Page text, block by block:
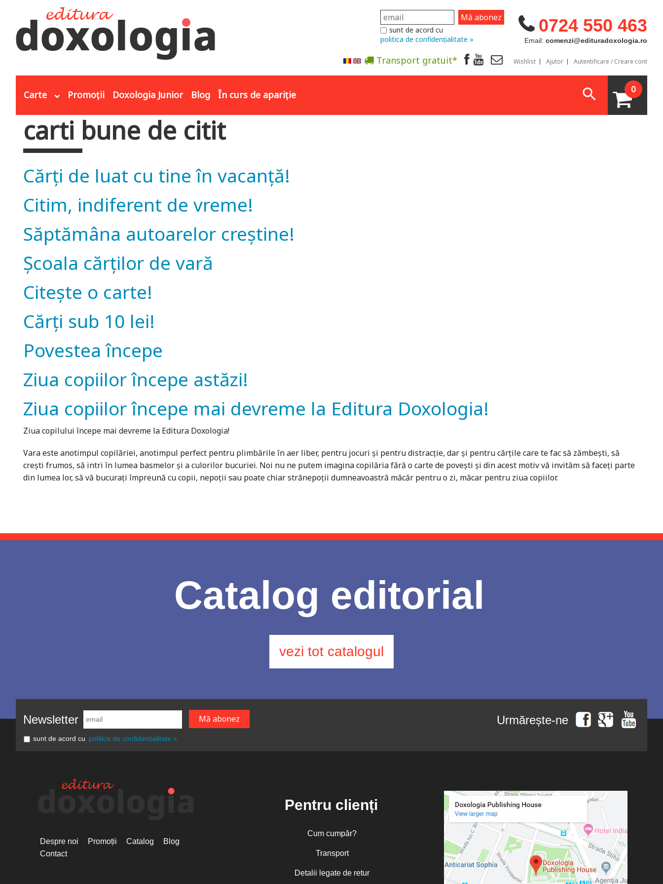
0724 550 463
Email: comenzi@edituradoxologia.ro
sunt de acord cu
politica de confidențialitate »
Transport gratuit* Wishlist Ajutor Autentificare / Creare cont
Carte Promoții Doxologia Junior Blog În curs de apariție 0
Eşti aici
carti bune de citit
Cărți de luat cu tine în vacanță!
Citim, indiferent de vreme!
Săptămâna autoarelor creștine!
Școala cărților de vară
Citește o carte!
Cărți sub 10 lei!
Povestea începe
Ziua copiilor începe astăzi!
Ziua copiilor începe mai devreme la Editura Doxologia!
Ziua copilului începe mai devreme la Editura Doxologia!
Vara este anotimpul copilăriei, anotimpul perfect pentru plimbările în aer liber, pentru jocuri și pentru distracție, dar și pentru cărțile care te fac să zămbești, să
crești frumos, să intri în lumea basmelor și a culorilor bucuriei. Noi nu ne putem imagina copilăria fără o carte de povești și din acest motiv vă invităm să faceți parte
din lumea lor, să vă bucurați împreună cu copii, nepoții sau poate chiar strănepoții dumneavoastră măcăr pentru o zi, măcar pentru ziua copiilor.
Catalog editorial
vezi tot catalogul
Newsletter
sunt de acord cu politica de confidențialitate »
Urmărește-ne
Despre noi Promoții Catalog
Blog
Contact
Pentru clienți
Cum cumpăr?
Transport
Detalii legate de retur